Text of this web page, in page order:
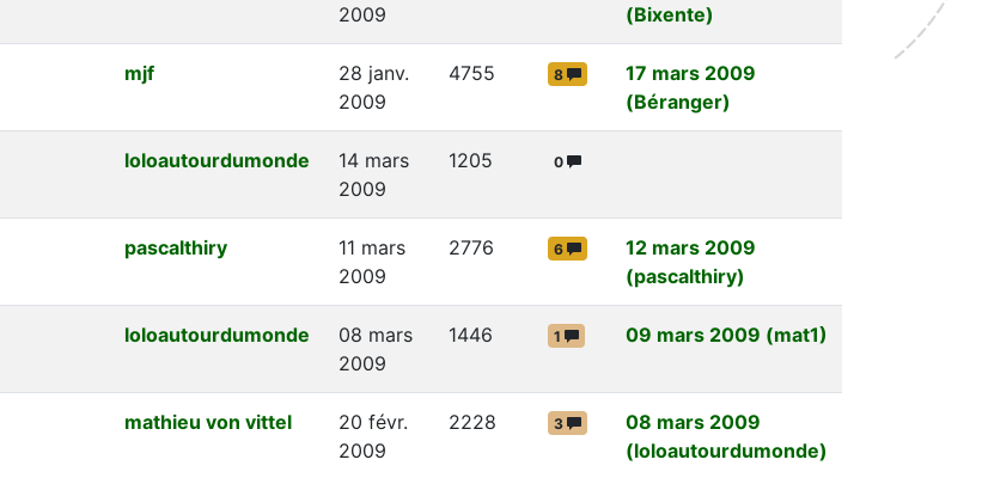
2009
(Bixente)
mjf
28 janv.
2009
4755 8
17 mars 2009
(Béranger)
loloautourdumonde
14 mars
2009
1205 0
pascalthiry
11 mars
2009
2776 6
12 mars 2009
(pascalthiry)
loloautourdumonde
08 mars
2009
1446 1 09 mars 2009 (mat1)
mathieu von vittel
20 févr.
2009
2228 3
08 mars 2009
(loloautourdumonde)